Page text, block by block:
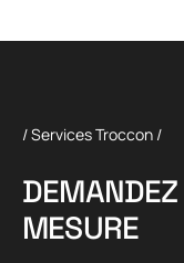
/ Services Troccon /
DEMANDEZ
MESURE